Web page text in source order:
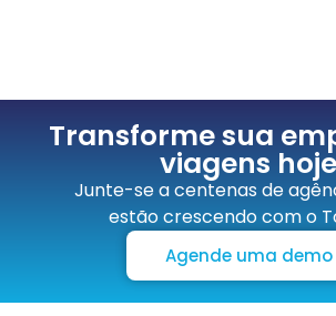
Transforme sua
viagens hoje
Junte-se a centenas de
estão crescendo com o
Agende uma demo